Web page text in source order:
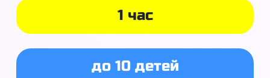
1 час
до 10 детей